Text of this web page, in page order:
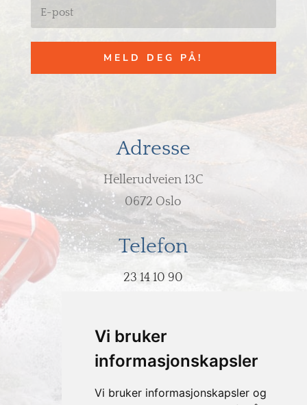
Vi bruker
informasjonskapsler
Vi bruker informasjonskapsler og
MELD DEG PÅ!
Adresse
Hellerudveien 13C
0672 Oslo
Telefon
23 14 10 90
post@hodeovervann.no